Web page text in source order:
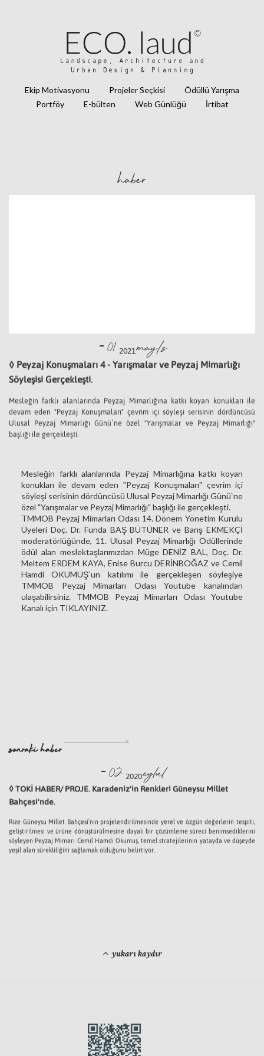
Ekip Motivasyonu Projeler Seçkisi
Ödüllü Yarışma
Portföy
E-bülten Web Günlüğü İrtibat
haber
- 01 2021mayIs
◊ Peyzaj Konuşmaları 4 - Yarışmalar ve Peyzaj Mimarlığı
Söyleşisi Gerçekleşti.
Mesleğin farklı alanlarında Peyzaj Mimarlığına katkı koyan konukları ile
devam eden "Peyzaj Konuşmaları" çevrim içi söyleşi serisinin dördüncüsü
Ulusal Peyzaj Mimarlığı Günü`ne özel "Yarışmalar ve Peyzaj Mimarlığı"
başlığı ile gerçekleşti.
Mesleğin farklı alanlarında Peyzaj Mimarlığına katkı koyan
konukları ile devam eden "Peyzaj Konuşmaları" çevrim içi
söyleşi serisinin dördüncüsü Ulusal Peyzaj Mimarlığı Günü`ne
özel "Yarışmalar ve Peyzaj Mimarlığı" başlığı ile gerçekleşti.
TMMOB Peyzaj Mimarları Odası 14. Dönem Yönetim Kurulu
Üyeleri Doç. Dr. Funda BAŞ BÜTÜNER ve Barış EKMEKÇİ
moderatörlüğünde, 11. Ulusal Peyzaj Mimarlığı Ödüllerinde
ödül alan meslektaşlarımızdan Müge DENİZ BAL, Doç. Dr.
Meltem ERDEM KAYA, Enise Burcu DERİNBOĞAZ ve Cemil
Hamdi OKUMUŞ`un katılımı ile gerçekleşen söyleşiye
TMMOB Peyzaj Mimarları Odası Youtube kanalından
ulaşabilirsiniz. TMMOB Peyzaj Mimarları Odası Youtube
Kanalı için TIKLAYINIZ.
sonraki haber
- 02 2020eylul
◊ TOKİ HABER/ PROJE. Karadeniz'in Renkleri Güneysu Millet
Bahçesi'nde.
Rize Güneysu Millet Bahçesi’nin projelendirilmesinde yerel ve özgün değerlerin tespiti,
geliştirilmesi ve ürüne dönüştürülmesine dayalı bir çözümleme süreci benimsediklerini
söyleyen Peyzaj Mimarı Cemil Hamdi Okumuş, temel stratejilerinin yatayda ve düşeyde
yeşil alan sürekliliğini sağlamak olduğunu belirtiyor.
yukarı kaydır